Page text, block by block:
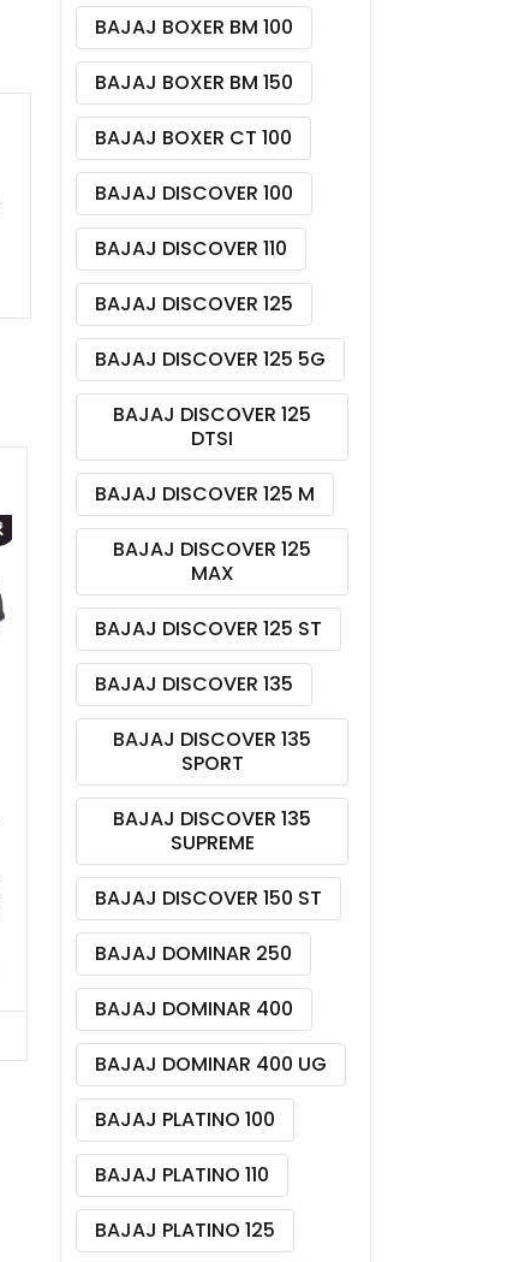
BAJAJ BOXER BM 100
BAJAJ BOXER BM 150
BAJAJ BOXER CT 100
BAJAJ DISCOVER 100
BAJAJ DISCOVER 110
BAJAJ DISCOVER 125
BAJAJ DISCOVER 125 5G
BAJAJ DISCOVER 125
DTSI
BAJAJ DISCOVER 125 M
BAJAJ DISCOVER 125
MAX
BAJAJ DISCOVER 125 ST
BAJAJ DISCOVER 135
BAJAJ DISCOVER 135
SPORT
BAJAJ DISCOVER 135
SUPREME
BAJAJ DISCOVER 150 ST
BAJAJ DOMINAR 250
BAJAJ DOMINAR 400
BAJAJ DOMINAR 400 UG
BAJAJ PLATINO 100
BAJAJ PLATINO 110
BAJAJ PLATINO 125